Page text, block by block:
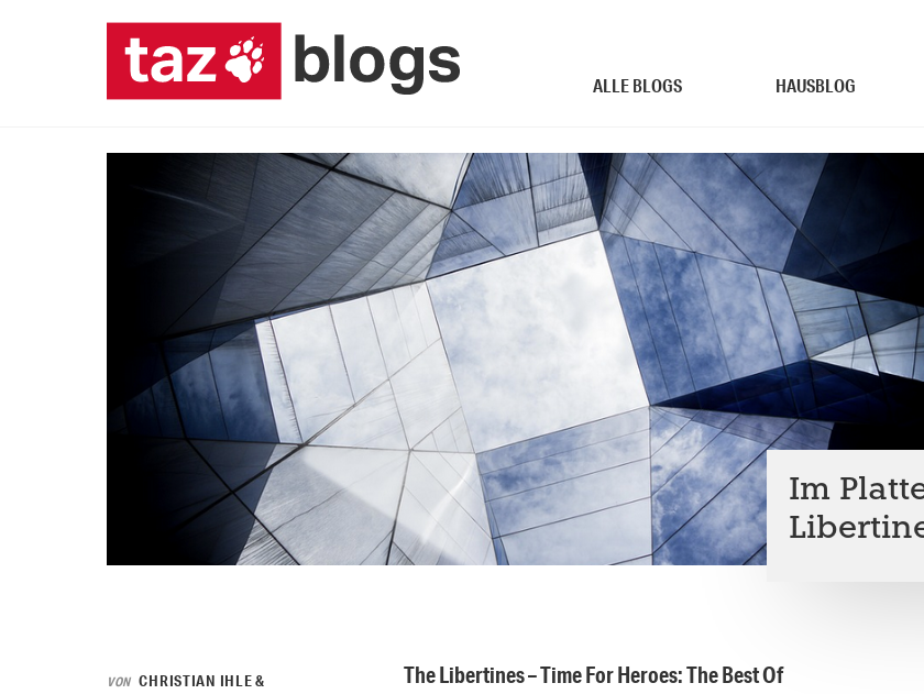
ALLE BLOGS HAUSBLOG
Im
VON CHRISTIAN IHLE &
The Libertines – Time For Heroes: The Best Of